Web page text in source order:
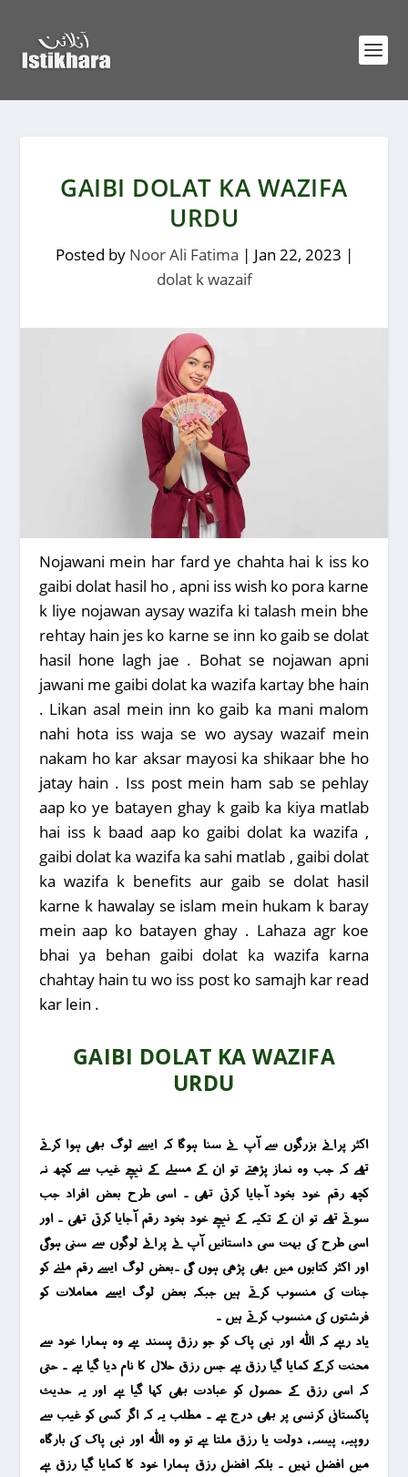
GAIBI DOLAT KA WAZIFA
URDU
Posted by Noor Ali Fatima | Jan 22, 2023 |
dolat k wazaif
Nojawani mein har fard ye chahta hai k iss ko
gaibi dolat hasil ho , apni iss wish ko pora karne
k liye nojawan aysay wazifa ki talash mein bhe
rehtay hain jes ko karne se inn ko gaib se dolat
hasil hone lagh jae . Bohat se nojawan apni
jawani me gaibi dolat ka wazifa kartay bhe hain
. Likan asal mein inn ko gaib ka mani malom
nahi hota iss waja se wo aysay wazaif mein
nakam ho kar aksar mayosi ka shikaar bhe ho
jatay hain . Iss post mein ham sab se pehlay
aap ko ye batayen ghay k gaib ka kiya matlab
hai iss k baad aap ko gaibi dolat ka wazifa ,
gaibi dolat ka wazifa ka sahi matlab , gaibi dolat
ka wazifa k benefits aur gaib se dolat hasil
karne k hawalay se islam mein hukam k baray
mein aap ko batayen ghay . Lahaza agr koe
bhai ya behan gaibi dolat ka wazifa karna
chahtay hain tu wo iss post ko samajh kar read
kar lein .
GAIBI DOLAT KA WAZIFA
URDU
اکثر پرانے بزرگوں سے آپ نے سنا ہوگا کہ ایسے لوگ بھی ہوا کرتے
تھے کہ جب وہ نماز پڑھتے تو ان کے مسلے کے نیچے غیب سے کچھ نہ
کچھ رقم خود بخود آجایا کرتی تھی ۔ اسی طرح بعض افراد جب
سوتے تھے تو ان کے تکیہ کے نیچے خود بخود رقم آجایا کرتی تھی ۔ اور
اسی طرح کی بہت سی داستانیں آپ نے پرانے لوگوں سے سنی ہوگی
اور اکثر کتابوں میں بھی پڑھی ہوں گی ۔بعض لوگ ایسے رقم ملنے کو
جنات کی منسوب کرتے ہیں جبکہ بعض لوگ ایسے معاملات کو
فرشتوں کی منسوب کرتے ہیں ۔
یاد رہے کہ اللہ اور نبی پاک کو جو رزق پسند ہے وہ ہمارا خود سے
محنت کرکے کمایا گیا رزق ہے جس رزق حلال کا نام دیا گیا ہے ۔ حتی
کہ اسی رزق کے حصول کو عبادت بھی کہا گیا ہے اور یہ حدیث
پاکستانی کرنسی پر بھی درج ہے ۔ مطلب یہ کہ اگر کسی کو غیب سے
روپیہ ، پیسہ ، دولت یا رزق ملتا ہے تو وہ اللہ اور نبی پاک کی بارگاہ
میں افضل نہیں ۔ بلکہ افضل رزق ہمارا خود کا کمایا گیا رزق ہے